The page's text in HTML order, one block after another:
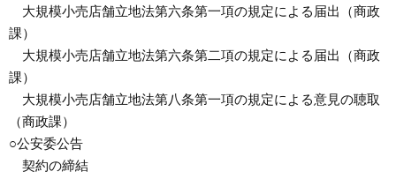
大規模小売店舗立地法第六条第一項の規定による届出（商政
課）
大規模小売店舗立地法第六条第二項の規定による届出（商政
課）
大規模小売店舗立地法第八条第一項の規定による意見の聴取
（商政課）
○公安委公告
契約の締結